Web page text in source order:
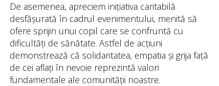
De asemenea, apreciem inițiativa caritabilă
desfășurată în cadrul evenimentului, menită să
ofere sprijin unui copil care se confruntă cu
dificultăți de sănătate. Astfel de acțiuni
demonstrează că solidaritatea, empatia și grija față
de cei aflați în nevoie reprezintă valori
fundamentale ale comunității noastre.